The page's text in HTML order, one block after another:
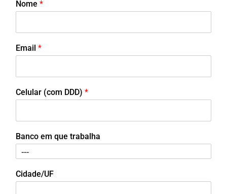
Nome *
Email *
Celular (com DDD) *
Banco em que trabalha
Cidade/UF